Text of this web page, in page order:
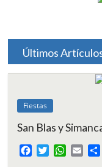
Últimos
Fiestas
San Blas y
W